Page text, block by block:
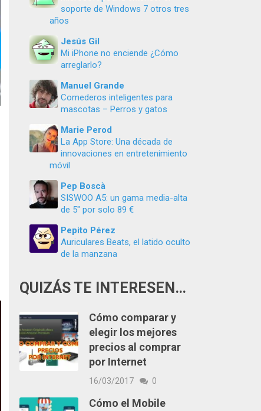
soporte de Windows 7 otros tres
años
Jesús Gil
Mi iPhone no enciende ¿Cómo
arreglarlo?
Manuel Grande
Comederos inteligentes para
mascotas – Perros y gatos
Marie Perod
La App Store: Una década de
innovaciones en entretenimiento
móvil
Pep Boscà
SISWOO A5: un gama media-alta
de 5″ por solo 89 €
Pepito Pérez
Auriculares Beats, el latido oculto
de la manzana
QUIZÁS TE INTERESEN…
Cómo comparar y
elegir los mejores
precios al comprar
por Internet
16/03/2017 0
Cómo el Mobile